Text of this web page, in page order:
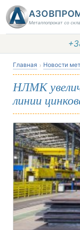
Металлопрокат со
Главная Новости
НЛМК
линии